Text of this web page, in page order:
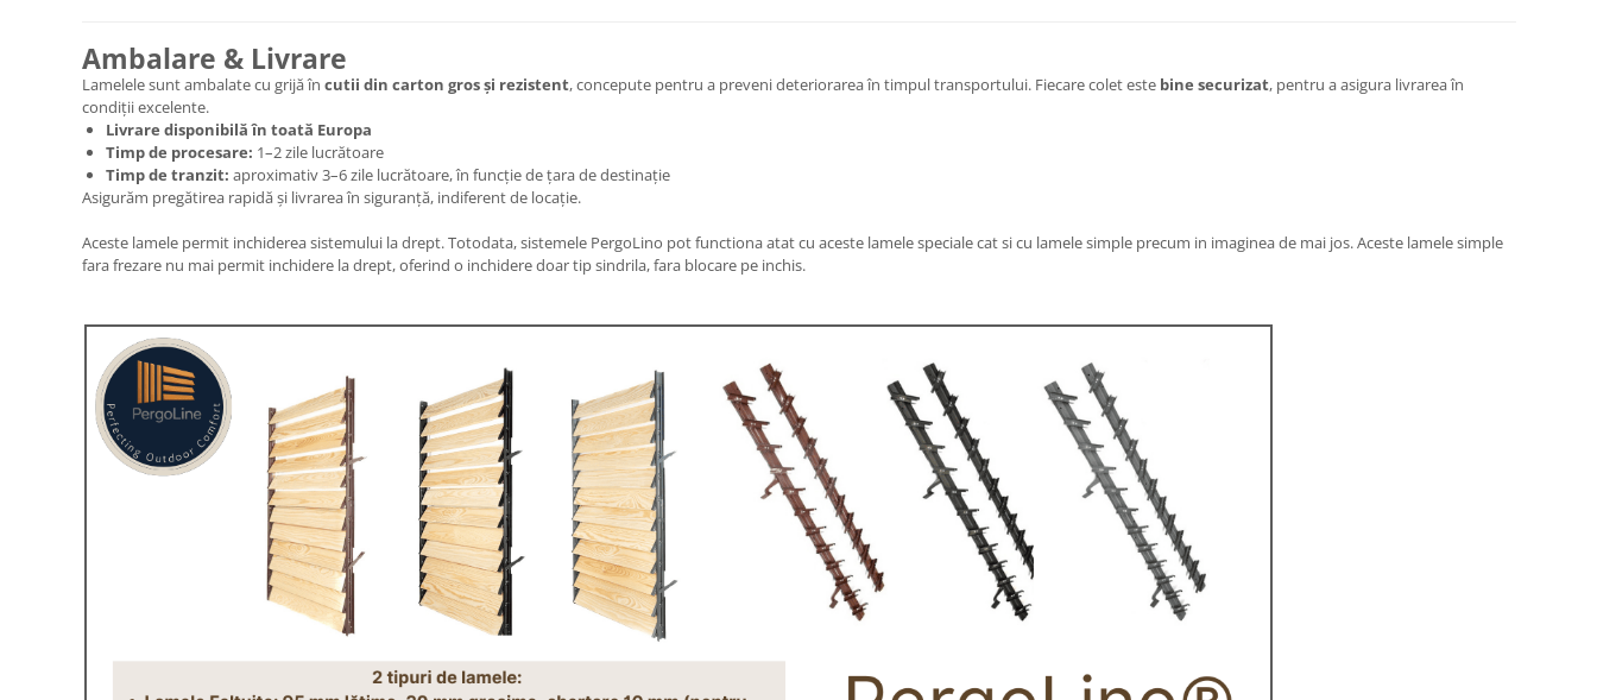
Ambalare & Livrare
Lamelele sunt ambalate cu grijă în cutii din carton gros și rezistent, concepute pentru a preveni deteriorarea în timpul transportului. Fiecare colet este bine securizat, pentru a asigura livrarea în
condiții excelente.
Livrare disponibilă în toată Europa
Timp de procesare: 1–2 zile lucrătoare
Timp de tranzit: aproximativ 3–6 zile lucrătoare, în funcție de țara de destinație
Asigurăm pregătirea rapidă și livrarea în siguranță, indiferent de locație.
Aceste lamele permit inchiderea sistemului la drept. Totodata, sistemele PergoLino pot functiona atat cu aceste lamele speciale cat si cu lamele simple precum in imaginea de mai jos. Aceste lamele simple
fara frezare nu mai permit inchidere la drept, oferind o inchidere doar tip sindrila, fara blocare pe inchis.